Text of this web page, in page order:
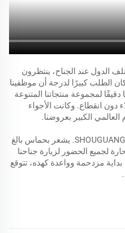
عند الجناح، ينتظرون
الطلب كبيرًا لدرجة أن موظفينا
لمجموعة منتجاتنا المتنوعة
دون انقطاع. وكانت الأجواء
الكبير بعروضنا.
إن فريق شركة SHOUGUANG ESEN WOOD CO., LTD. يشعر بحماس بالغ
لجميع الحضور لزيارة جناحنا
مزدحمة وواعدة كهذه، تتوقع